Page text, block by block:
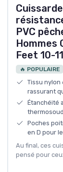
PVC
Hommes
Feet 10-11
🔥 POPULAIRE
Tissu nylon
rassurant
Étanchéité
Poches
en D pour
Au final, ces
pensé pour